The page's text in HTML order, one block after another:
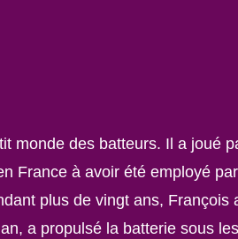
des batteurs. Il a joué
France à avoir été employé
plus de vingt ans, François
a propulsé la batterie sous